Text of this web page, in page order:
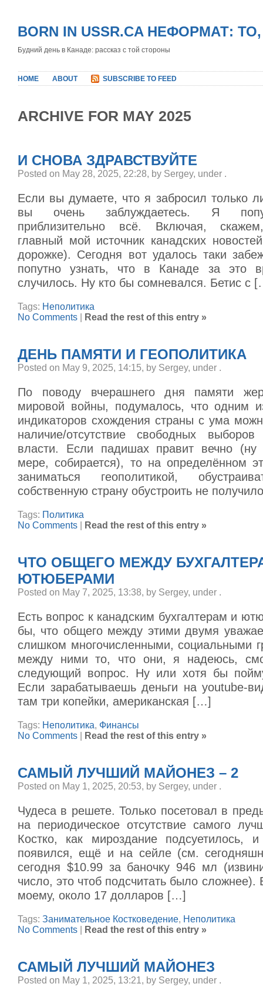
BORN IN USSR.CA НЕФОРМАТ:
Будний день в Канаде: рассказ с той стороны
HOME ABOUT SUBSCRIBE TO FEED
ARCHIVE FOR MAY 2025
И СНОВА ЗДРАВСТВУЙТЕ
Posted on May 28, 2025, 22:28, by Sergey, under .
Если вы думаете, что я забросил только
вы очень заблуждаетесь. Я
приблизительно всё. Включая,
главный мой источник канадских
дорожке). Сегодня вот удалось таки
попутно узнать, что в Канаде за это
случилось. Ну кто бы сомневался. Бетис с
Tags: Неполитика
No Comments
Read the rest of this entry »
ДЕНЬ ПАМЯТИ И ГЕОПОЛИТИКА
Posted on May 9, 2025, 14:15, by Sergey, under .
По поводу вчерашнего дня памяти
мировой войны, подумалось, что одним
индикаторов схождения страны с ума
наличие/отсутствие свободных
власти. Если падишах правит вечно
мере, собирается), то на определённом
заниматься геополитикой,
собственную страну обустроить не
Tags: Политика
No Comments
Read the rest of this entry »
ЧТО ОБЩЕГО МЕЖДУ
ЮТЮБЕРАМИ
Posted on May 7, 2025, 13:38, by Sergey, under .
Есть вопрос к канадским бухгалтерам и
бы, что общего между этими двумя
слишком многочисленными, социальными
между ними то, что они, я надеюсь,
следующий вопрос. Ну или хотя бы
Если зарабатываешь деньги на youtube-
там три копейки, американская […]
Tags: Неполитика, Финансы
No Comments
Read the rest of this entry »
САМЫЙ ЛУЧШИЙ МАЙОНЕЗ – 2
Posted on May 1, 2025, 20:53, by Sergey, under .
Чудеса в решете. Только посетовал в
на периодическое отсутствие самого
Костко, как мироздание
появился, ещё и на сейле (см.
сегодня $10.99 за баночку 946 мл
число, это чтоб подсчитать было сложнее).
моему, около 17 долларов […]
Tags: Занимательное Костковедение, Неполитика
No Comments
Read the rest of this entry »
САМЫЙ ЛУЧШИЙ МАЙОНЕЗ
Posted on May 1, 2025, 13:21, by Sergey, under .